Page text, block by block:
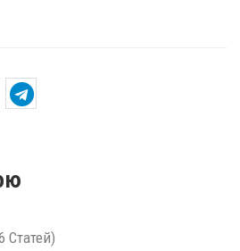
Статей)